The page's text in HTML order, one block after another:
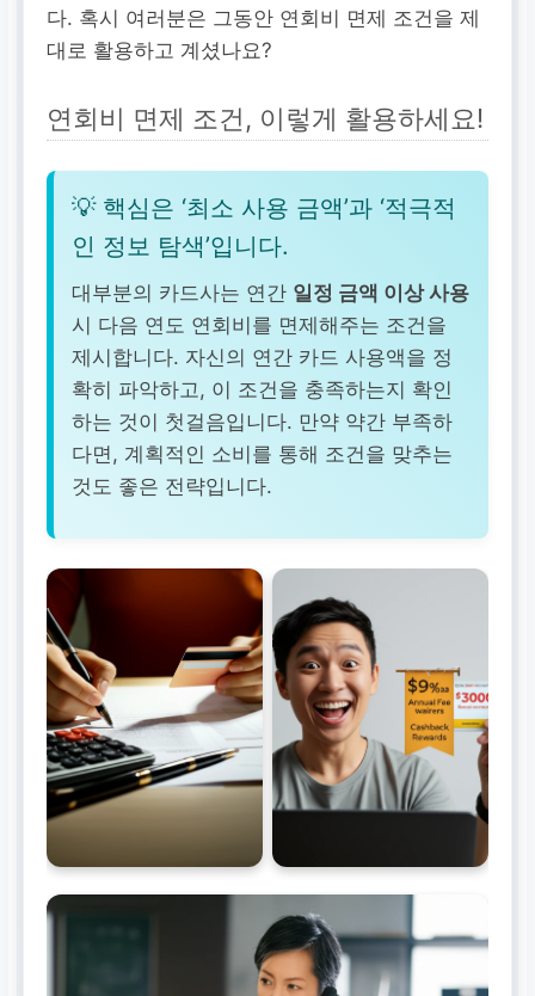
다. 혹시 여러분은 그동안 연회비 면제 조건을 제
대로 활용하고 계셨나요?
연회비 면제 조건, 이렇게 활용하세요!
💡 핵심은 ‘최소 사용 금액’과 ‘적극적
인 정보 탐색’입니다.
대부분의 카드사는 연간 일정 금액 이상 사용
시 다음 연도 연회비를 면제해주는 조건을
제시합니다. 자신의 연간 카드 사용액을 정
확히 파악하고, 이 조건을 충족하는지 확인
하는 것이 첫걸음입니다. 만약 약간 부족하
다면, 계획적인 소비를 통해 조건을 맞추는
것도 좋은 전략입니다.